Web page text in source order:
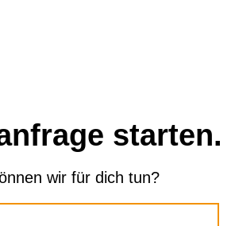
starten.
wir für dich tun?